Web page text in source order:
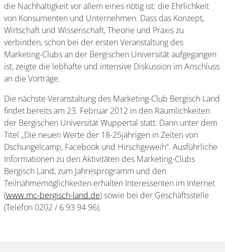
die Nachhaltigkeit vor allem eines nötig ist: die Ehrlichkeit
von Konsumenten und Unternehmen. Dass das Konzept,
Wirtschaft und Wissenschaft, Theorie und Praxis zu
verbinden, schon bei der ersten Veranstaltung des
Marketing-Clubs an der Bergischen Universität aufgegangen
ist, zeigte die lebhafte und intensive Diskussion im Anschluss
an die Vorträge.
Die nächste Veranstaltung des Marketing-Club Bergisch Land
findet bereits am 23. Februar 2012 in den Räumlichkeiten
der Bergischen Universität Wuppertal statt. Dann unter dem
Titel „Die neuen Werte der 18-25jährigen in Zeiten von
Dschungelcamp, Facebook und Hirschgeweih“. Ausführliche
Informationen zu den Aktivitäten des Marketing-Clubs
Bergisch Land, zum Jahresprogramm und den
Teilnahmemöglichkeiten erhalten Interessenten im Internet
(www.mc-bergisch-land.de) sowie bei der Geschäftsstelle
(Telefon 0202 / 6 93 94 96).